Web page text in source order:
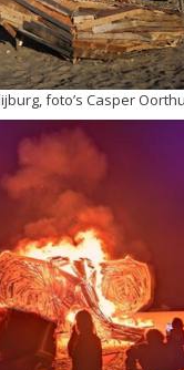
foto’s Casper